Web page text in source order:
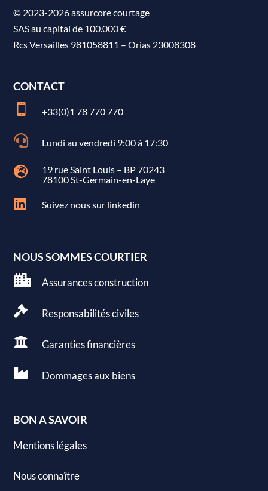
© 2023-2026 assurcore courtage
SAS au capital de 100.000 €
Rcs Versailles 981058811 –Orias 23008308
CONTACT
 +33(0)1 78 770 770
 Lundi au vendredi 9:00 à 17:30

19 rue Saint Louis – BP 70243
78100 St-Germain-en-Laye
 Suivez nous sur linkedin
NOUS SOMMES COURTIER
 Assurances construction
 Responsabilités civiles
 Garantiesfinancières
 Dommages aux biens
BON A SAVOIR
Mentions légales
Nous connaître